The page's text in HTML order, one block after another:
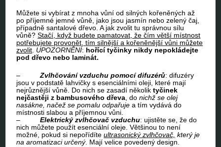
Můžete si vybírat z mnoha vůní od silných kořeněných až
po příjemné jemné vůně, jako jsou jasmín nebo zelený čaj,
případně santalové dřevo. A jak zvolit tu správnou sílu
vůně?Stačí, když budete pamatovat, že čím větší místnost
potřebujete provonět, tím silnější a kořeněnější vůni můžete
zvolit. UPOZORNĚNÍ: hořící tyčinky nikdy nepokládejte
pod dřevo nebo laminát.
–Zvlhčování vzduchu pomocí difuzérů: difuzéry
jsou v podstatě lahvičky s esenciálními oleji, které mají
nejrůznější vůně. Do nich se zasadí několiktyčinek
nejčastěji z bambusového dřeva, donichž se olej
nasákne, načež se pomalu odpařujea tím vydává do
místnosti slabou a příjemnou vůni.
–Elektrický zvlhčovač vzduchu: ujistěte se, že do
nich můžete použít esenciální oleje. Většinou to není
možné, pokud si nepořídíteultrasonický zvlhčovač, který je
na aromatizaci určený. Mají velice povedený design.